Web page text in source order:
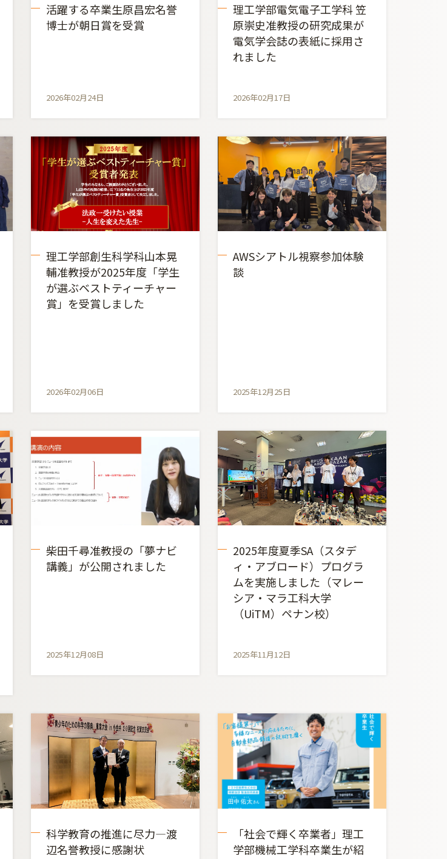
活躍する卒業生原昌宏名誉
博士が朝日賞を受賞
2026年02月24日
理工学部電気電子工学科 笠
原崇史准教授の研究成果が
電気学会誌の表紙に採用さ
れました
2026年02月17日
理工学部創生科学科山本晃
輔准教授が2025年度「学生
が選ぶベストティーチャー
賞」を受賞しました
2026年02月06日
AWSシアトル視察参加体験
談
2025年12月25日
柴田千尋准教授の「夢ナビ
講義」が公開されました
2025年12月08日
2025年度夏季SA（スタデ
ィ・アブロード）プログラ
ムを実施しました（マレー
シア・マラ工科大学
（UiTM）ペナン校）
2025年11月12日
科学教育の推進に尽力―渡
辺名誉教授に感謝状
「社会で輝く卒業者」理工
学部機械工学科卒業生が紹